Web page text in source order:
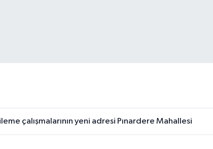
çalışmalarının yeni adresi Pınardere Mahallesi